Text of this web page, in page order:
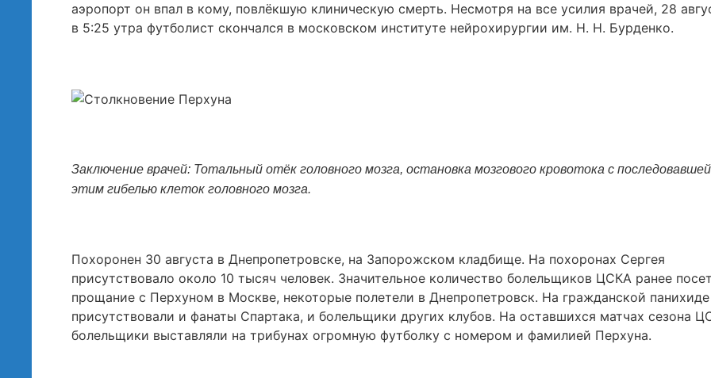
аэропорт он впал в кому, повлёкшую клиническую смерть. Несмотря на все усилия врачей, 28
в 5:25 утра футболист скончался в московском институте нейрохирургии им. Н. Н. Бурденко.
Заключение врачей: Тотальный отёк головного мозга, остановка мозгового кровотока с
этим гибелью клеток головного мозга.
Похоронен 30 августа в Днепропетровске, на Запорожском кладбище. На похоронах Сергея
присутствовало около 10 тысяч человек. Значительное количество болельщиков ЦСКА ранее
прощание с Перхуном в Москве, некоторые полетели в Днепропетровск. На гражданской панихиде
присутствовали и фанаты Спартака, и болельщики других клубов. На оставшихся матчах сезона
болельщики выставляли на трибунах огромную футболку с номером и фамилией Перхуна.